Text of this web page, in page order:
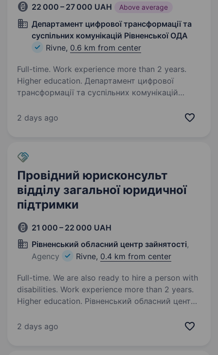
22 000 – 27 000 UAH Above average
Департамент цифрової трансформації та
суспільних комунікацій Рівненської ОДА
Rivne, 0.6 km from center
Full-time. Work experience more than 2 years.
Higher education. Департамент цифрової
трансформації та суспільних комунікацій
запрошує до команди юрисконсульта (фахівця
2 days ago
Провідний юрисконсульт
відділу загальної юридичної
підтримки
21 000 – 22 000 UAH
Рівненський обласний центр зайнятості,
Agency
Rivne, 0.4 km from center
Full-time. We are also ready to hire a person with
disabilities. Work experience more than 2 years.
Higher education. Рівненський обласний центр
що реалізує державну політику у сфері
2 days ago